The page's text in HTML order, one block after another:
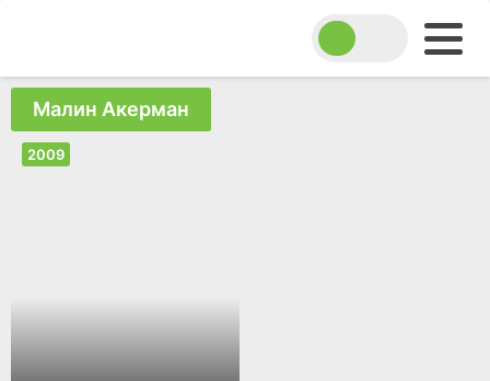
Малин Акерман
2009